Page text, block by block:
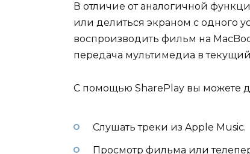
В отличие от аналогичной
или делиться экраном с одного
воспроизводить фильм на
передача мультимедиа в текущий
С помощью SharePlay вы можете
Слушать треки из Apple Music.
Просмотр фильма или